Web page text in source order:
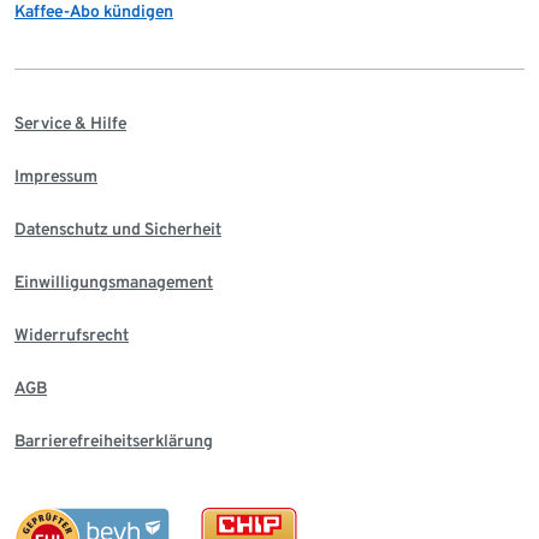
Kaffee-Abo kündigen
Service & Hilfe
Impressum
Datenschutz und Sicherheit
Einwilligungsmanagement
Widerrufsrecht
AGB
Barrierefreiheitserklärung